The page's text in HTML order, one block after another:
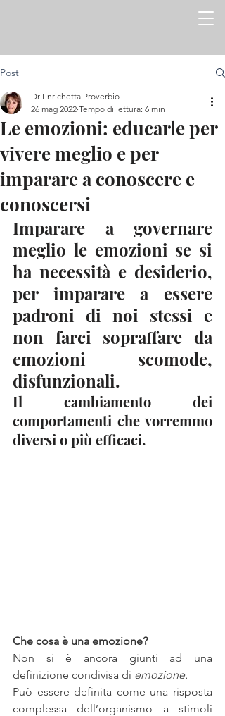
Post
Le emozioni: educarle per
vivere meglio e per
imparare a conoscere e
conoscersi
Dr Enrichetta Proverbio
26 mag 2022 Tempo di lettura: 6 min
Imparare a governare
meglio le emozioni se si
ha necessità e desiderio,
per imparare a essere
padroni di noi stessi e
non farci sopraffare da
emozioni scomode,
disfunzionali.
Il cambiamento dei
comportamenti che vorremmo
diversi o più efficaci.
Che cosa è una emozione?
Non si è ancora giunti ad una
definizione condivisa di emozione.
Può essere definita come una risposta
complessa dell’organismo a stimoli